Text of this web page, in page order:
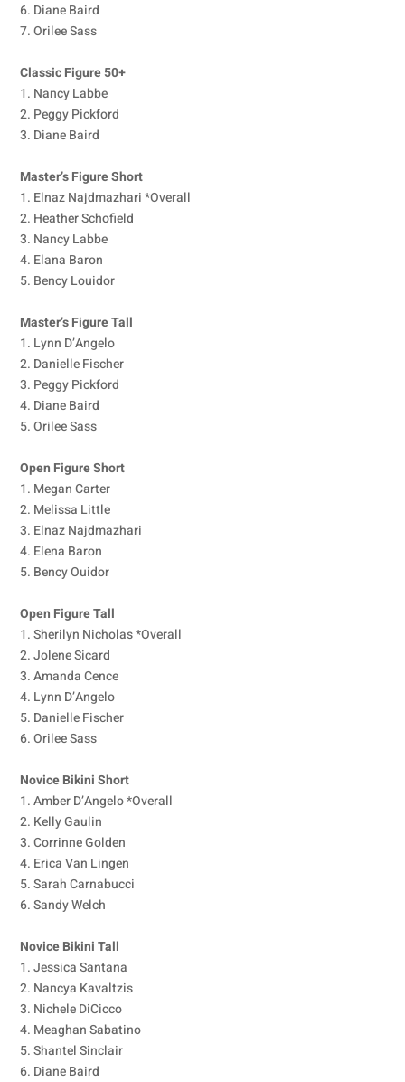
6. Diane Baird
7. Orilee Sass
Classic Figure 50+
1. Nancy Labbe
2. Peggy Pickford
3. Diane Baird
Master’s Figure Short
1. Elnaz Najdmazhari *Overall
2. Heather Schofield
3. Nancy Labbe
4. Elana Baron
5. Bency Louidor
Master’s Figure Tall
1. Lynn D’Angelo
2. Danielle Fischer
3. Peggy Pickford
4. Diane Baird
5. Orilee Sass
Open Figure Short
1. Megan Carter
2. Melissa Little
3. Elnaz Najdmazhari
4. Elena Baron
5. Bency Ouidor
Open Figure Tall
1. Sherilyn Nicholas *Overall
2. Jolene Sicard
3. Amanda Cence
4. Lynn D’Angelo
5. Danielle Fischer
6. Orilee Sass
Novice Bikini Short
1. Amber D’Angelo *Overall
2. Kelly Gaulin
3. Corrinne Golden
4. Erica Van Lingen
5. Sarah Carnabucci
6. Sandy Welch
Novice Bikini Tall
1. Jessica Santana
2. Nancya Kavaltzis
3. Nichele DiCicco
4. Meaghan Sabatino
5. Shantel Sinclair
6. Diane Baird